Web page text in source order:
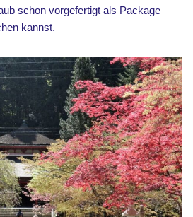
schon vorgefertigt als Package
kannst.